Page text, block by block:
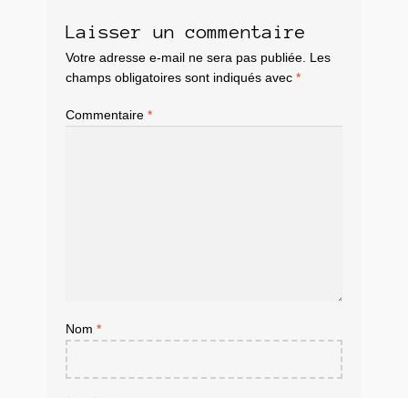
Laisser un commentaire
Votre adresse e-mail ne sera pas publiée.
Les
champs obligatoires sont indiqués avec *
Commentaire *
Nom *